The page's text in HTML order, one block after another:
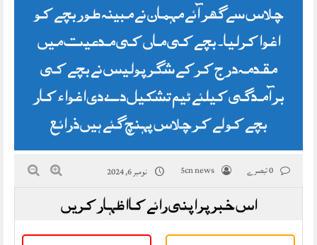
چلاس سے گھر آئے مہمان نے مبینہ طور بچے کو
اغوا کرلیا۔ بچے کی ماں کی مدعیت میں
مقدمہ درج کرکے شگر پولیس نے بچے کی
برآمدگی کیلئے ٹیم تشکیل دے دی اغواء‌کار
بچے کو لے کر چلاس پہنچ گئے ہیں ذرائع
5cn news نومبر 6, 2024
اس خبر پر اپنی رائے کا اظہار کریں